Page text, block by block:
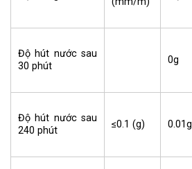
Độ hút nước sau
30 phút
0g
Độ hút nước sau
240 phút
≤0.1 (g) 0.01g